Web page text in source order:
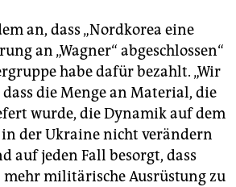
an, dass „Nordkorea eine
an „Wagner“ abgeschlossen“
habe dafür bezahlt. „Wir
dass die Menge an Material, die
wurde, die Dynamik auf dem
der Ukraine nicht verändern
auf jeden Fall besorgt, dass
militärische Ausrüstung zu